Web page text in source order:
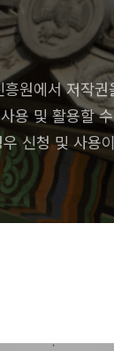
원에서 저작
및 활용할
신청 및 사용